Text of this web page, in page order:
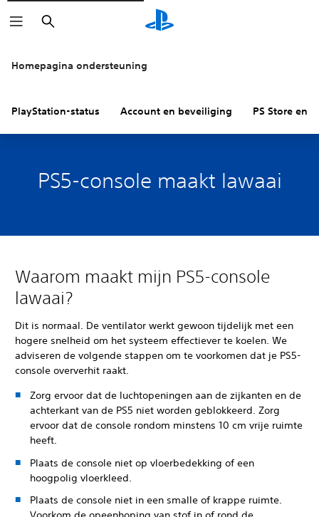
Zoeken
Homepagina ondersteuning
PlayStation-status Account en beveiliging PS Store en
PS5-console maakt lawaai
Waarom maakt mijn PS5-console
lawaai?
Dit is normaal. De ventilator werkt gewoon tijdelijk met een
hogere snelheid om het systeem effectiever te koelen. We
adviseren de volgende stappen om te voorkomen dat je PS5-
console oververhit raakt.
Zorg ervoor dat de luchtopeningen aan de zijkanten en de
achterkant van de PS5 niet worden geblokkeerd. Zorg
ervoor dat de console rondom minstens 10 cm vrije ruimte
heeft.
Plaats de console niet op vloerbedekking of een
hoogpolig vloerkleed.
Plaats de console niet in een smalle of krappe ruimte.